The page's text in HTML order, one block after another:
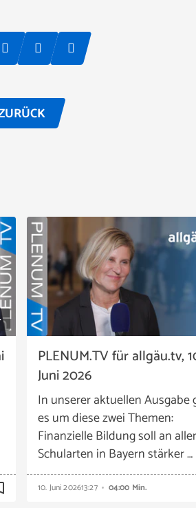
PLENUM.TV für allgäu.tv,
Juni 2026
In unserer aktuellen Ausgabe
es um diese zwei Themen:
Finanzielle Bildung soll an
Schularten in Bayern stärker …
10. Juni 202613:27 04:00 Min.